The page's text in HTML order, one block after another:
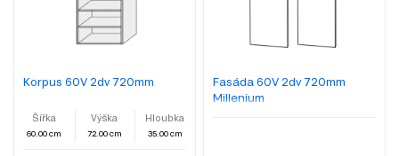
Korpus 60V 2dv 720mm
Šířka
60.00 cm
Výška
72.00 cm
Hloubka
35.00 cm
Fasáda 60V 2dv 720mm
Millenium